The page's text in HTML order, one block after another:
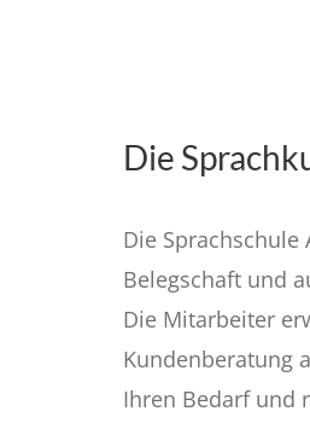
Die
Die
Belegschaft und
Die Mitarbeiter
Kundenberatung
Ihren Bedarf und